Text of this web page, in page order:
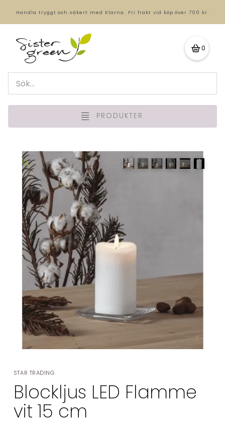
Handla tryggt och säkert med Klarna. Fri frakt vid köp över 700 kr.
0
PRODUKTER
🔍
STAR TRADING
Blockljus LED Flamme
vit 15 cm